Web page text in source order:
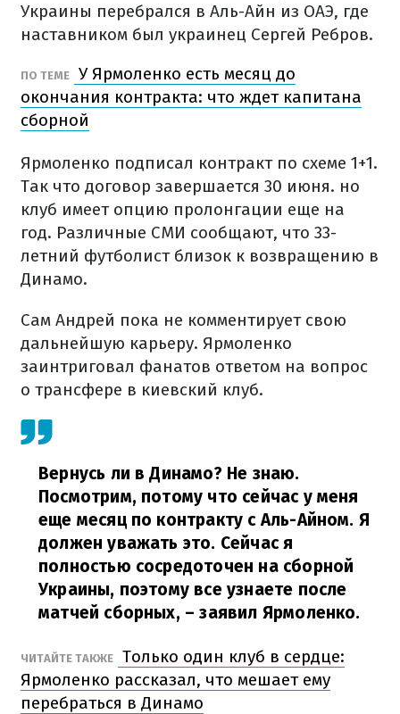
Украины перебрался в Аль-Айн из ОАЭ, где
наставником был украинец Сергей Ребров.
ПО ТЕМЕ
У Ярмоленко есть месяц до
окончания контракта: что ждет капитана
сборной
Ярмоленко подписал контракт по схеме 1+1.
Так что договор завершается 30 июня. но
клуб имеет опцию пролонгации еще на
год. Различные СМИ сообщают, что 33-
летний футболист близок к возвращению в
Динамо.
Сам Андрей пока не комментирует свою
дальнейшую карьеру. Ярмоленко
заинтриговал фанатов ответом на вопрос
о трансфере в киевский клуб.
Вернусь ли в Динамо? Не знаю.
Посмотрим, потому что сейчас у меня
еще месяц по контракту с Аль-Айном. Я
должен уважать это. Сейчас я
полностью сосредоточен на сборной
Украины, поэтому все узнаете после
матчей сборных, – заявил Ярмоленко.
ЧИТАЙТЕ ТАКЖЕ
Только один клуб в сердце:
Ярмоленко рассказал, что мешает ему
перебраться в Динамо